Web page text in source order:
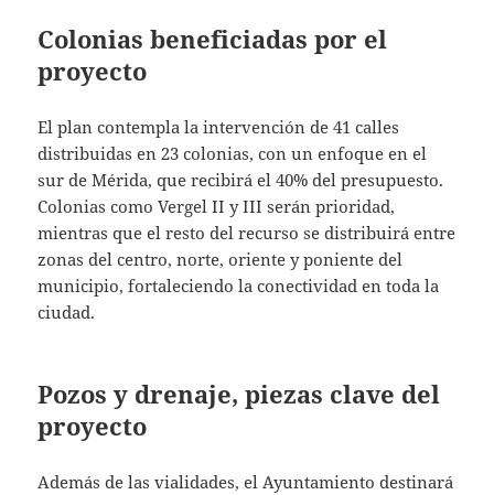
Colonias beneficiadas por el
proyecto
El plan contempla la intervención de 41 calles
distribuidas en 23 colonias, con un enfoque en el
sur de Mérida, que recibirá el 40% del presupuesto.
Colonias como Vergel II y III serán prioridad,
mientras que el resto del recurso se distribuirá entre
zonas del centro, norte, oriente y poniente del
municipio, fortaleciendo la conectividad en toda la
ciudad.
Pozos y drenaje, piezas clave del
proyecto
Además de las vialidades, el Ayuntamiento destinará